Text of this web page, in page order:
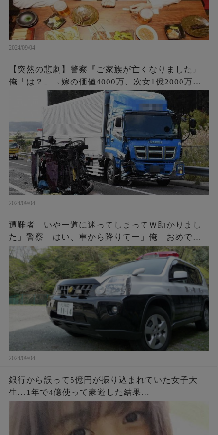
2024/09/04
【突然の悲劇】警察『ご家族が亡くなりました』
俺「は？」→嫁の価値4000万、次女1億2000万。
事故で6人の家族と引換えに大金GET。俺「会社辞
めさせて貰うわ」
2024/09/04
遭難者「いやー道に迷ってしまってＷ助かりまし
た」警察「はい、車から降りてー」俺「おめでと
う。これであんたらも前科一犯だな。罰金50万払
ってね」遭難者「えっ！」
2024/09/04
銀行から誤って5億円が振り込まれていた女子大
生…1年で4億使って豪遊した結果…